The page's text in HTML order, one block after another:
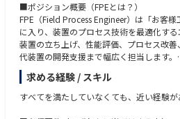
■当社特徴：
半導体製造装置において圧倒的な技術力
メーカーからも評価を受けており、半導体
o.1のマーケットシェアを持っています。
へと導いたもの、それは、お客様のニーズ
提供できる「最先端の技術力」に加えて、
ークです。多様な文化やバックグラウンド
アや意見を尊重し、チームとしてひとつの
■ポジション概要（FPEとは？）
FPE（Field Process Engineer）は「お客
に入り、装置のプロセス技術を最適化する
装置の立ち上げ、性能評価、プロセス改
代装置の開発支援まで幅広く担当します。
■主な業務内容
1. 半導体製造装置の立ち上げ
求める経験 / スキル
すべてを満たしていなくても、近い経験が